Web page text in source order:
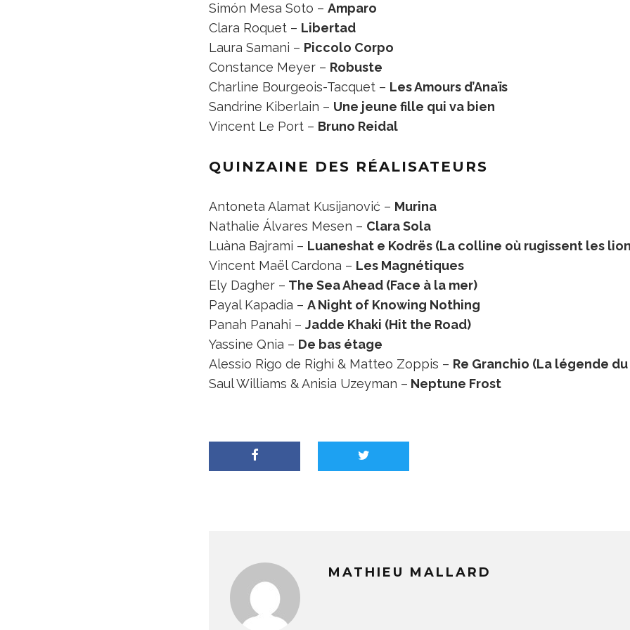
Simón Mesa Soto – Amparo
Clara Roquet – Libertad
Laura Samani – Piccolo Corpo
Constance Meyer – Robuste
Charline Bourgeois-Tacquet – Les Amours d’Anaïs
Sandrine Kiberlain – Une jeune fille qui va bien
Vincent Le Port – Bruno Reidal
QUINZAINE DES RÉALISATEURS
Antoneta Alamat Kusijanović – Murina
Nathalie Álvares Mesen – Clara Sola
Luàna Bajrami – Luaneshat e Kodrës (La colline où rugissent les
Vincent Maël Cardona – Les Magnétiques
Ely Dagher – The Sea Ahead (Face à la mer)
Payal Kapadia – A Night of Knowing Nothing
Panah Panahi – Jadde Khaki (Hit the Road)
Yassine Qnia – De bas étage
Alessio Rigo de Righi & Matteo Zoppis – Re Granchio (La légende
Saul Williams & Anisia Uzeyman – Neptune Frost
MATHIEU MALLARD